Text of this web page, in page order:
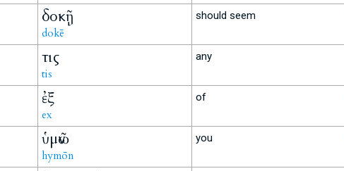
δοκῇ
dokē
should seem
τις
tis
any
ἐξ
ex
of
ὑμῶν
hymōn
you